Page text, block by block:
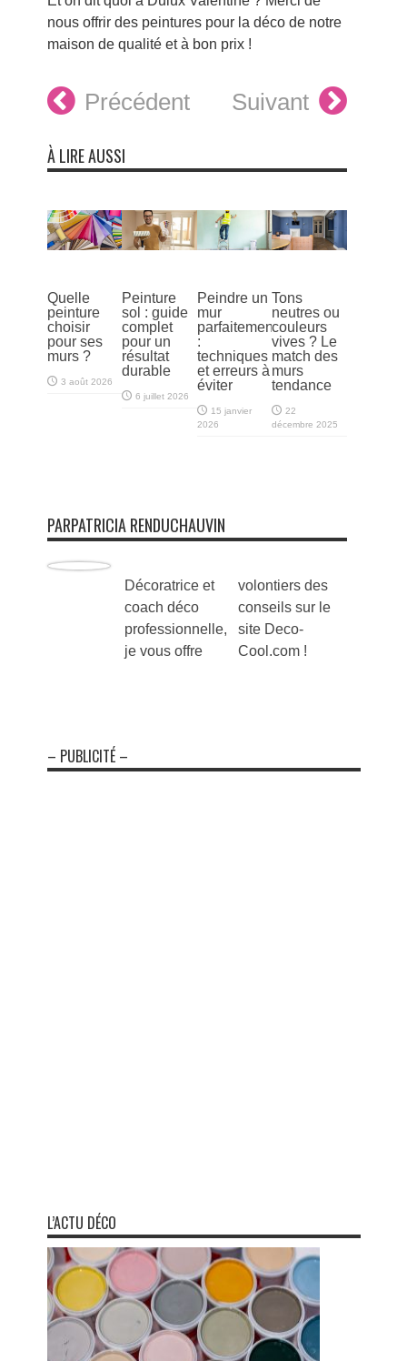
nous offrir des peintures pour la déco de notre
maison de qualité et à bon prix !
Précédent Suivant
À LIRE AUSSI
Quelle
peinture
choisir
pour ses
murs ?
3 août 2026
Peinture
sol : guide
complet
pour un
résultat
durable
6 juillet 2026
Peindre un
mur
parfaitement
:
techniques
et erreurs à
éviter
15 janvier
2026
Tons
neutres ou
couleurs
vives ? Le
match des
murs
tendance
22
décembre 2025
PARPATRICIA RENDUCHAUVIN
Décoratrice et
coach déco
professionnelle,
je vous offre
volontiers des
conseils sur le
site Deco-
Cool.com !
– PUBLICITÉ –
L’ACTU DÉCO